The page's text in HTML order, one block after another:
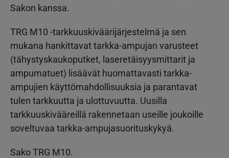
Sakon kanssa.
TRG M10 -tarkkuuskiväärijärjestelmä ja sen
mukana hankittavat tarkka-ampujan varusteet
(tähystyskaukoputket, laseretäisyysmittarit ja
ampumatuet) lisäävät huomattavasti tarkka-
ampujien käyttömahdollisuuksia ja parantavat
tulen tarkkuutta ja ulottuvuutta. Uusilla
tarkkuuskivääreillä rakennetaan useille joukoille
soveltuvaa tarkka-ampujasuorituskykyä.
Sako TRG M10.